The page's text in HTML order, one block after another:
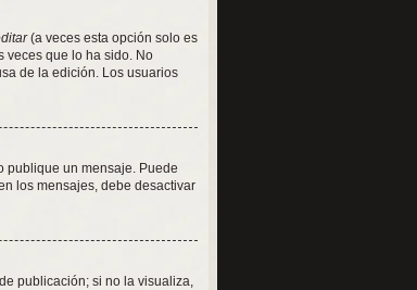
(a veces esta opción solo es
veces que lo ha sido. No
de la edición. Los usuarios
publique un mensaje. Puede
los mensajes, debe desactivar
publicación; si no la visualiza,